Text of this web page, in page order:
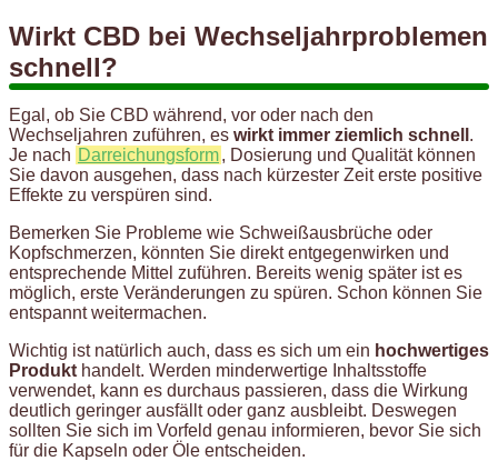
Wirkt CBD bei Wechseljahrproblemen
schnell?
Egal, ob Sie CBD während, vor oder nach den
Wechseljahren zuführen, es wirkt immer ziemlich schnell .
Je nach Darreichungsform, Dosierung und Qualität können
Sie davon ausgehen, dass nach kürzester Zeit erste positive
Effekte zu verspüren sind.
Bemerken Sie Probleme wie Schweißausbrüche oder
Kopfschmerzen, könnten Sie direkt entgegenwirken und
entsprechende Mittel zuführen. Bereits wenig später ist es
möglich, erste Veränderungen zu spüren. Schon können Sie
entspannt weitermachen.
Wichtig ist natürlich auch, dass es sich um ein hochwertiges
Produkt handelt. Werden minderwertige Inhaltsstoffe
verwendet, kann es durchaus passieren, dass die Wirkung
deutlich geringer ausfällt oder ganz ausbleibt. Deswegen
sollten Sie sich im Vorfeld genau informieren, bevor Sie sich
für die Kapseln oder Öle entscheiden.